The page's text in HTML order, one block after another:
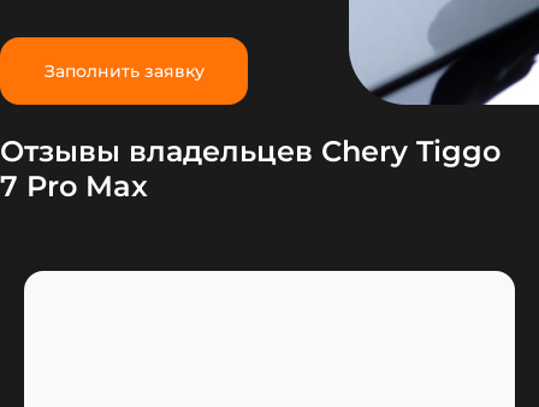
Заполнить заявку
Отзывы владельцев Chery Tiggo
7 Pro Max